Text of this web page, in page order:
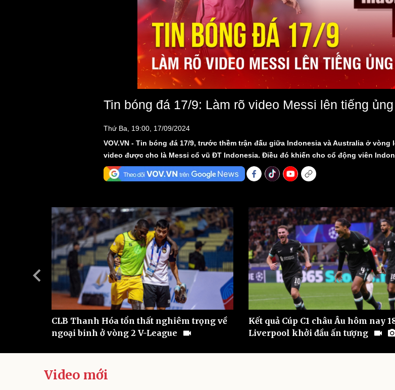
Tin bóng đá 17/9: Làm rõ video Messi lên tiếng
Thứ Ba, 19:00, 17/09/2024
VOV.VN - Tin bóng đá 17/9, trước thềm trận đấu giữa Indonesia và Australia ở
video được cho là Messi cổ vũ ĐT Indonesia. Điều đó khiến cho cổ động viên
CLB Thanh Hóa tổn thất nghiêm trọng về
ngoại binh ở vòng 2 V-League
Kết quả Cúp C1 châu Âu hôm nay
Liverpool khởi đầu ấn tượng
Video mới